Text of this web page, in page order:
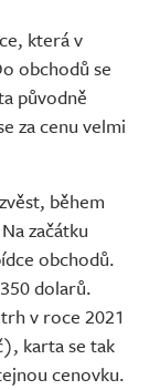
která v
obchodů se
původně
za cenu velmi
během
začátku
obchodů.
dolarů.
v roce 2021
karta se tak
cenovku.